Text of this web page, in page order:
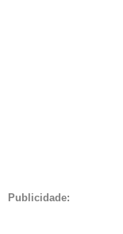
Publicidade: